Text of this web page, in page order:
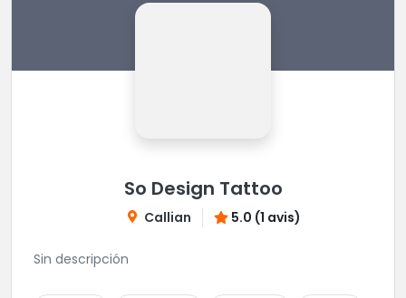
So Design Tattoo
Callian 5.0 (1 avis)
Sin descripción